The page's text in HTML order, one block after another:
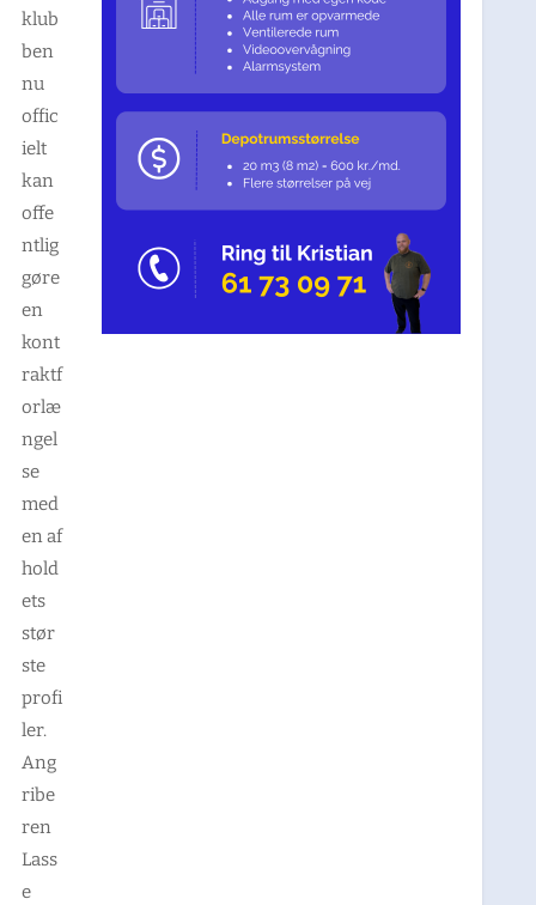
klub
ben
nu
offic
ielt
kan
offe
ntlig
gøre
en
kont
raktf
orlæ
ngel
se
med
en af
hold
ets
stør
ste
profi
ler.
Ang
ribe
ren
Lass
e